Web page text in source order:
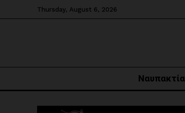
Thursday, August 6, 2026
Ναυπακτία